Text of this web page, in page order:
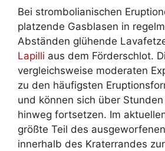
Bei strombolianischen
platzende Gasblasen in
Abständen glühende
Lapilli aus dem Förderschlot.
vergleichsweise moderaten
zu den häufigsten
und können sich über
hinweg fortsetzen. Im
größte Teil des
innerhalb des Kraterrandes